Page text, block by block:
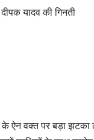
यादव की गिनती
ऐन वक्त पर बड़ा झटका